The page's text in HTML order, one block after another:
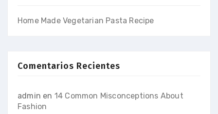
Home Made Vegetarian Pasta Recipe
Comentarios Recientes
admin en 14 Common Misconceptions About
Fashion